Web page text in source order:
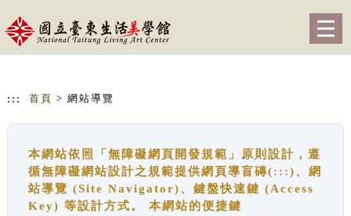
::: 首頁 > 網站導覽
本網站依照「無障礙網頁開發規範」原則設計，遵
循無障礙網站設計之規範提供網頁導盲磚(:::)、網
站導覽 (Site Navigator)、鍵盤快速鍵 (Access
Key) 等設計方式。 本網站的便捷鍵